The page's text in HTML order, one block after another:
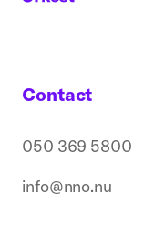
Contact
050 369 5800
info@nno.nu